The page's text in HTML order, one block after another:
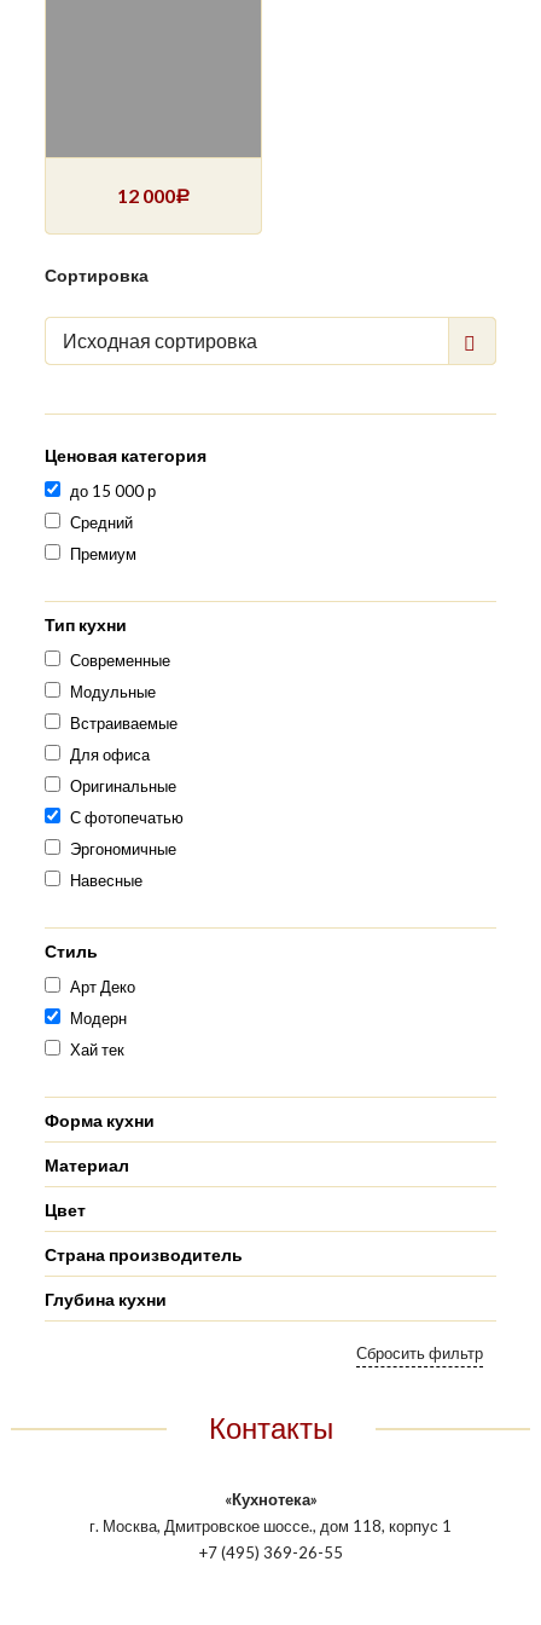
12 000Р
Сортировка
Исходная сортировка
Ценовая категория
до 15 000 р
Средний
Премиум
Тип кухни
Современные
Модульные
Встраиваемые
Для офиса
Оригинальные
С фотопечатью
Эргономичные
Навесные
Стиль
Арт Деко
Модерн
Хай тек
Форма кухни
Материал
Цвет
Страна производитель
Глубина кухни
Контакты
«Кухнотека»
г. Москва, Дмитровское шоссе., дом 118, корпус 1
+7 (495) 369-26-55